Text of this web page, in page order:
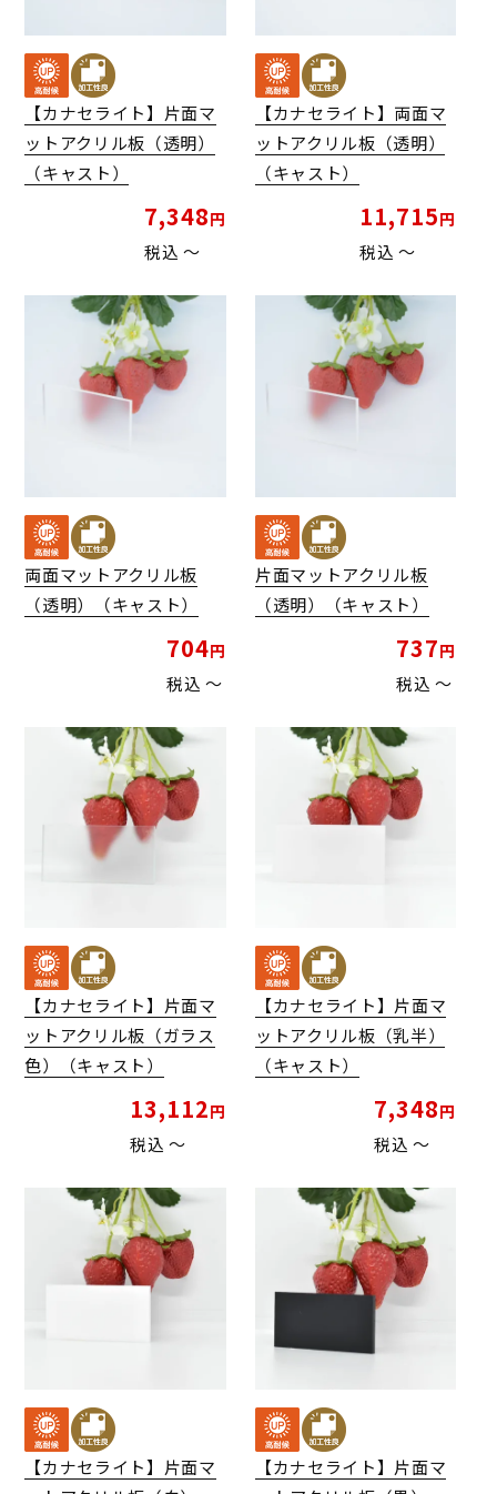
【カナセライト】片面マ
ットアクリル板（透明）
（キャスト）
7,348
税込 〜
【カナセライト】両面マ
ットアクリル板（透明）
（キャスト）
11,715
税込 〜
両面マットアクリル板
（透明）（キャスト）
704
税込 〜
片面マットアクリル板
（透明）（キャスト）
737
税込 〜
【カナセライト】片面マ
ットアクリル板（ガラス
色）（キャスト）
13,112
税込 〜
【カナセライト】片面マ
ットアクリル板（乳半）
（キャスト）
7,348
税込 〜
【カナセライト】片面マ
【カナセライト】片面マ